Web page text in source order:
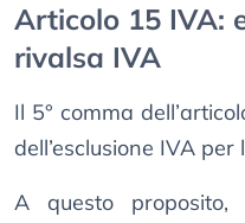
Articolo 15 IVA:
rivalsa IVA
Il 5° comma
dell’esclusione IVA per
A questo